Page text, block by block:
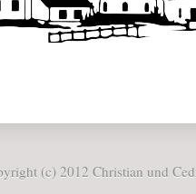
(c) 2012 Christian und